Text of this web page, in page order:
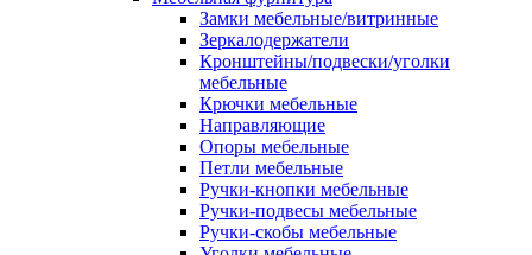
Замки мебельные/витринные
Зеркалодержатели
Кронштейны/подвески/уголки
мебельные
Крючки мебельные
Направляющие
Опоры мебельные
Петли мебельные
Ручки-кнопки мебельные
Ручки-подвесы мебельные
Ручки-скобы мебельные